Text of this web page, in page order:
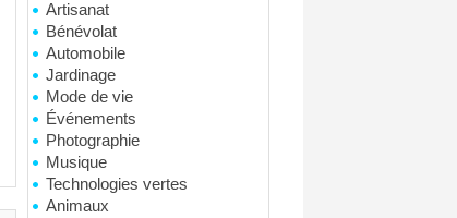
Artisanat
Bénévolat
Automobile
Jardinage
Mode de vie
Événements
Photographie
Musique
Technologies vertes
Animaux